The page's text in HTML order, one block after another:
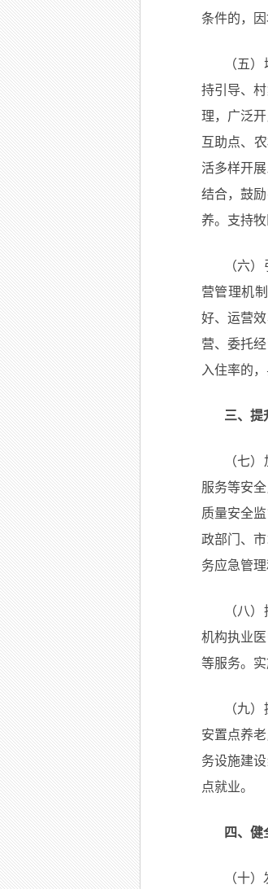
条件的，因
（五
持引导、
理，广泛
互助点、
活多样开
结合，鼓
养。支持
（六
营管理机
好、运营
营、委托
入住率的
三、提
（七
服务等安
质量安全
政部门、
务应急管
（八
机构执业
等服务。
（九
安置点养
务设施建
点就业。
四、健
（十